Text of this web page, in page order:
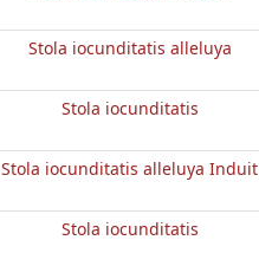
Stola iocunditatis alleluya
Stola iocunditatis
Stola iocunditatis alleluya Induit
Stola iocunditatis